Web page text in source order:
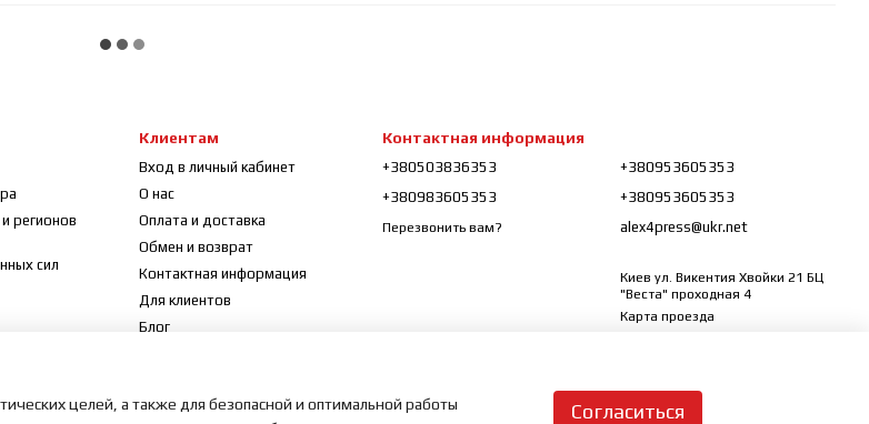
регионов
сил
Клиентам
Вход в личный кабинет
О нас
Оплата и доставка
Обмен и возврат
Контактная информация
Для клиентов
Блог
Карта сайта
Контактная информация
+380503836353
+380983605353
Перезвонить вам?
+380953605353
+380953605353
alex4press@ukr.net
Киев ул. Викентия Хвойки 21 БЦ
"Веста" проходная 4
Карта проезда
целей, а также для безопасной и оптимальной работы
Согласиться